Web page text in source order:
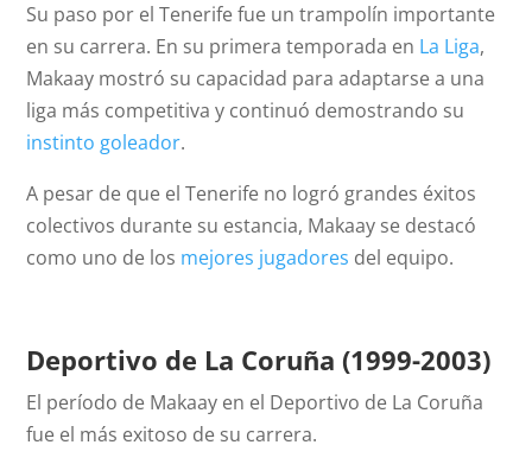
Su paso por el Tenerife fue un trampolín importante
en su carrera. En su primera temporada en La Liga,
Makaay mostró su capacidad para adaptarse a una
liga más competitiva y continuó demostrando su
instinto goleador.
A pesar de que el Tenerife no logró grandes éxitos
colectivos durante su estancia, Makaay se destacó
como uno de los mejores jugadores del equipo.
Deportivo de La Coruña (1999-2003)
El período de Makaay en el Deportivo de La Coruña
fue el más exitoso de su carrera.